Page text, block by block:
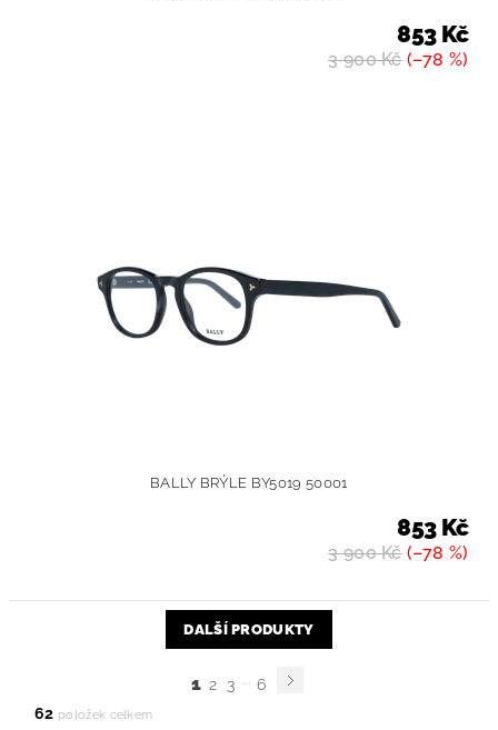
3 900 Kč(–78 %)
853 Kč
BALLY BRÝLE BY5019 50001
3 900 Kč(–78 %)
853 Kč
DALŠÍ PRODUKTY
1 2 3 ... 6
62 položek celkem